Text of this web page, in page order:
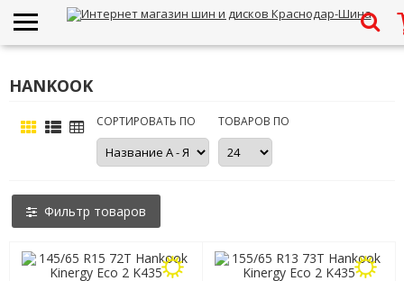
HANKOOK
СОРТИРОВАТЬ ПО ТОВАРОВ ПО
Фильтр товаров